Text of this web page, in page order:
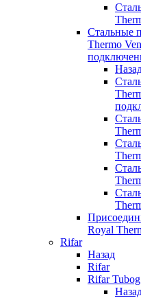
Стальные
Thermo
Royal
Rifar
Назад
Rifar
Rifar Tubog